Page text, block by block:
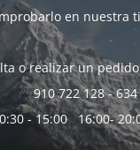
en nuestra
o realizar un
910 722 128 -
- 15:00 16:00-